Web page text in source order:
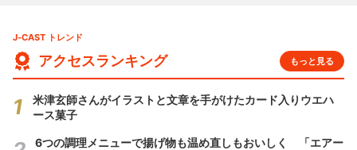
J-CAST トレンド
アクセスランキング もっと見る
米津玄師さんがイラストと文章を手がけたカード入りウエハ
ース菓子
6つの調理メニューで揚げ物も温め直しもおいしく 「エアー